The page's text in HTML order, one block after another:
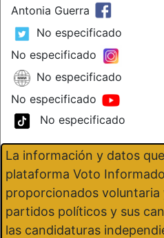
Antonia Guerra
No especificado
No especificado
No especificado
No especificado
No especificado
La información y datos
plataforma Voto
proporcionados
partidos políticos y sus
las candidaturas